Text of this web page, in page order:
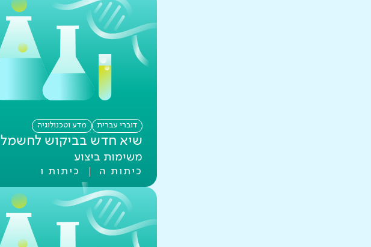
דוברי עברית מדע וטכנולוגיה
שיא חדש בביקוש לחשמל
משימות ביצוע
כיתות ה כיתות ו